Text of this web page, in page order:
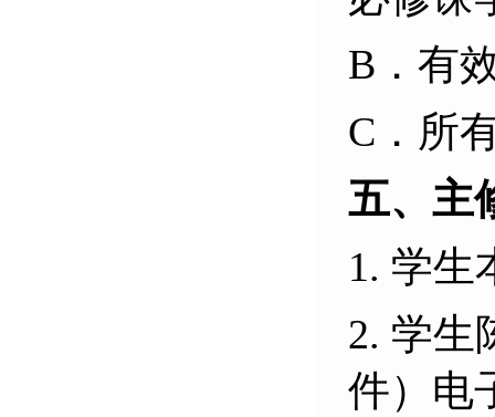
B．有
C．所
五、主
1. 学生
2. 学生
件）电